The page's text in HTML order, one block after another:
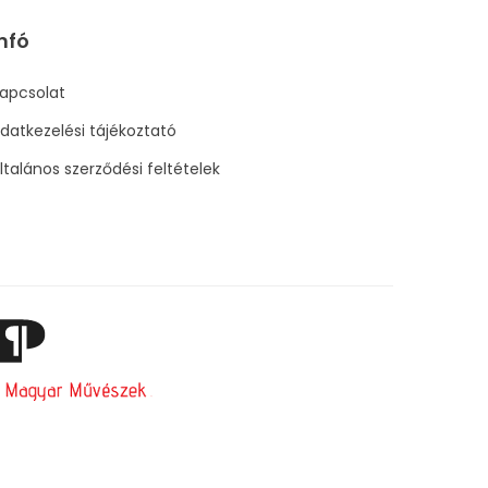
tájékoztató
szerződési feltételek